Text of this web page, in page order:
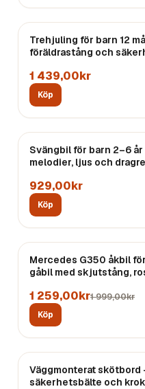
Trehjuling för barn 12
föräldrastång och
1 439,00kr
Köp
Svängbil för barn 2–6
melodier, ljus och
929,00kr
Köp
REA
Mercedes G350 åkbil
gåbil med skjutstång,
1 259,00kr1 999,00kr
Köp
Väggmonterat skötbord
säkerhetsbälte och